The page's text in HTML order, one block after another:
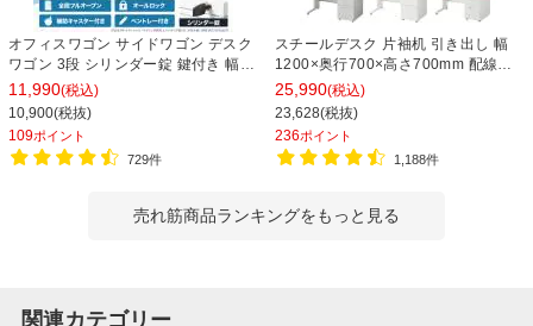
オフィスワゴン サイドワゴン デスク
ワゴン 3段 シリンダー錠 鍵付き 幅
390×奥行510×高さ600mm【ホワイ
ト・ブラック】
11,990(税込)
10,900(税抜)
109ポイント
729件
スチールデスク 片袖机 引き出し 幅
1200×奥行700×高さ700mm 配線穴
事務机 ビジネスデスク
25,990(税込)
23,628(税抜)
236ポイント
1,188件
売れ筋商品ランキングをもっと見る
関連カテゴリー